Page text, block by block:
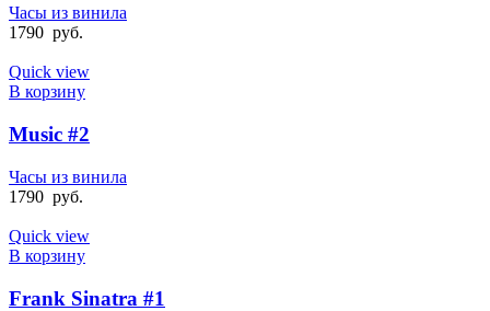
Часы из винила
1790 руб.
Quick view
В корзину
Music #2
Часы из винила
1790 руб.
Quick view
В корзину
Frank Sinatra #1